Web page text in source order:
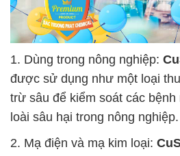
1. Dùng trong nông nghiệp:
được sử dụng như một loại
trừ sâu để kiểm soát các
loài sâu hại trong nông nghiệp.
2. Mạ điện và mạ kim loại: